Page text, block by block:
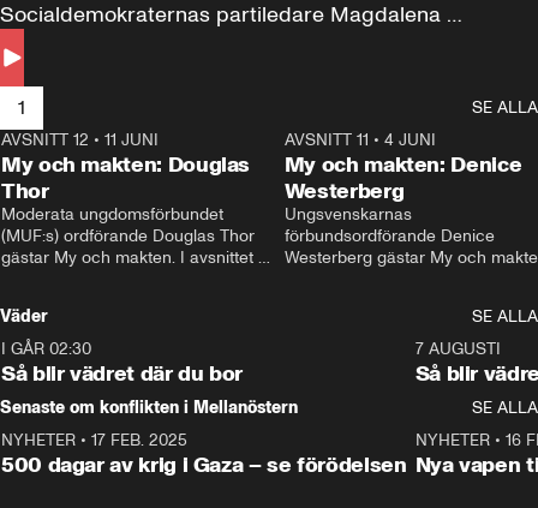
Socialdemokraternas partiledare Magdalena
Andersson till svars.
1
SE ALLA
AVSNITT 12 • 11 JUNI
My och makten: Douglas
Thor
Moderata ungdomsförbundet
(MUF:s) ordförande Douglas Thor
gästar My och makten. I avsnittet
AVSNITT 11 • 4 JUNI
My och makten: Denice
Westerberg
Ungsvenskarnas
förbundsordförande Denice
Westerberg gästar My och
Väder
SE ALLA
I GÅR 02:30
Så blir vädret där du bor
7 AUGUSTI
Så blir
Senaste om konflikten i Mellanöstern
SE ALLA
NYHETER • 17 FEB. 2025
500 dagar av krig i Gaza – se förödelsen
NYHETER• 16
Nya vapen